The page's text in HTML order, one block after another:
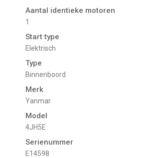
Aantal identieke motoren
1
Start type
Elektrisch
Type
Binnenboord
Merk
Yanmar
Model
4JH5E
Serienummer
E14598